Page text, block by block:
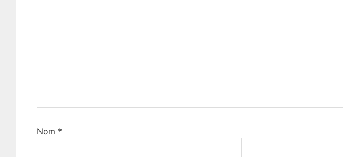
Nom *